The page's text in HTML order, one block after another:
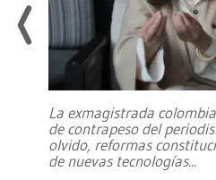
La exmagistrada
de contrapeso del
olvido, reformas
de nuevas tecnologías...